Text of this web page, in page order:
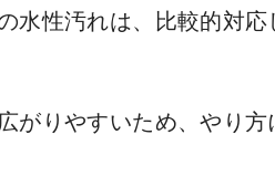
水性汚れは、比較的対
がりやすいため、やり